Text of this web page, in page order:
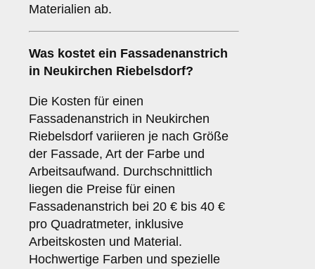
Materialien ab.
Was kostet ein Fassadenanstrich
in Neukirchen Riebelsdorf?
Die Kosten für einen
Fassadenanstrich in Neukirchen
Riebelsdorf variieren je nach Größe
der Fassade, Art der Farbe und
Arbeitsaufwand. Durchschnittlich
liegen die Preise für einen
Fassadenanstrich bei 20 € bis 40 €
pro Quadratmeter, inklusive
Arbeitskosten und Material.
Hochwertige Farben und spezielle